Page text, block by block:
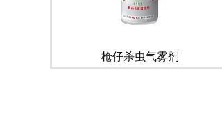
枪仔杀虫气雾剂